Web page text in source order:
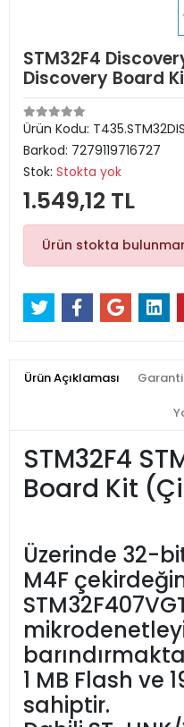
STM32F4
Discovery Board
Ürün Kodu:
Barkod: 7279119716727
Stok: Stokta yok
1.549,12 TL
Ürün stokta
Ürün Açıklaması
STM32F4
Board Kit
Üzerinde 32-
M4F
1 MB Flash ve
sahiptir.